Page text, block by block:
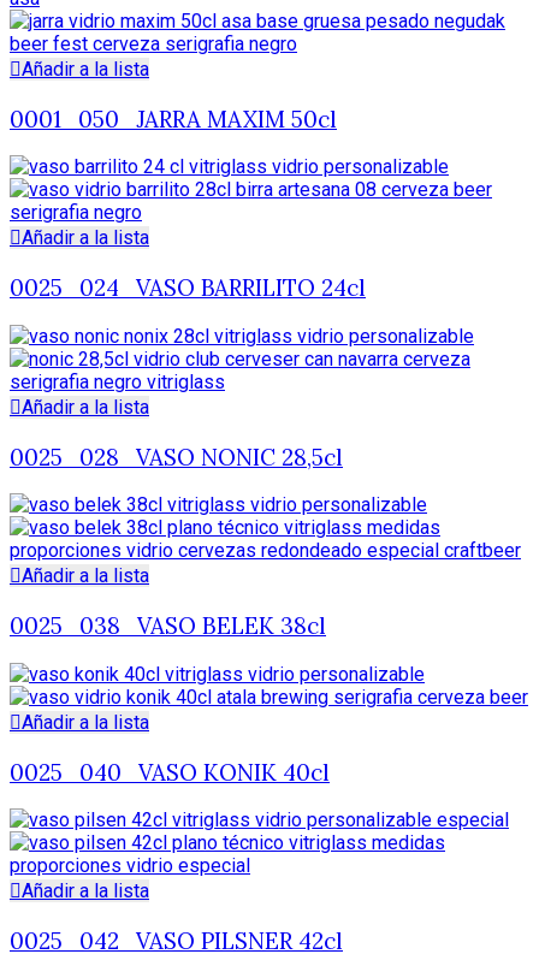
Añadir a la lista
0001_050_JARRA MAXIM 50cl
Añadir a la lista
0025_024_VASO BARRILITO 24cl
Añadir a la lista
0025_028_VASO NONIC 28,5cl
Añadir a la lista
0025_038_VASO BELEK 38cl
Añadir a la lista
0025_040_VASO KONIK 40cl
Añadir a la lista
0025_042_VASO PILSNER 42cl